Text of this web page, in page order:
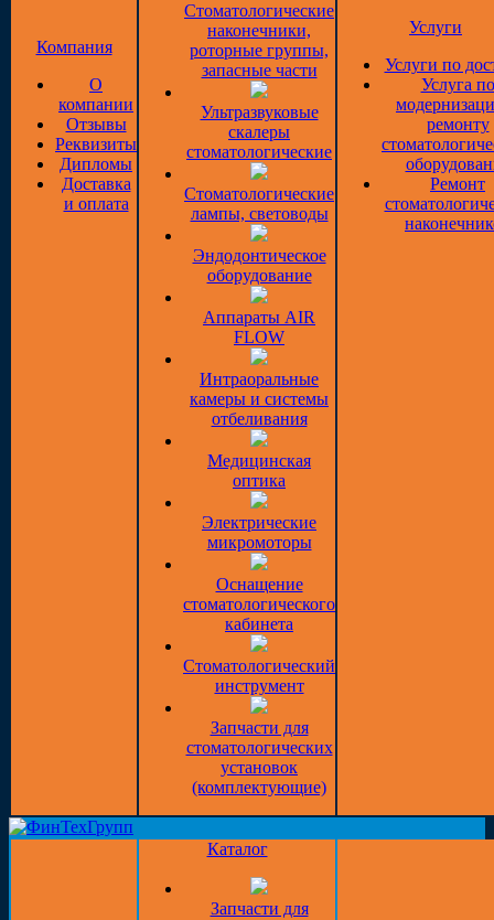
Компания
О
компании
Отзывы
Реквизиты
Дипломы
Доставка
и оплата
Стоматологические
наконечники,
роторные группы,
запасные части
Ультразвуковые
скалеры
стоматологические
Стоматологические
лампы, световоды
Эндодонтическое
оборудование
Аппараты AIR
FLOW
Интраоральные
камеры и системы
отбеливания
Медицинская
оптика
Электрические
микромоторы
Оснащение
стоматологического
кабинета
Стоматологический
инструмент
Запчасти для
стоматологических
установок
(комплектующие)
Услуги
Услуги по
Услуга по
ремонту
Ремонт
Каталог
Запчасти для